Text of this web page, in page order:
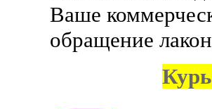
Ваше
обращение